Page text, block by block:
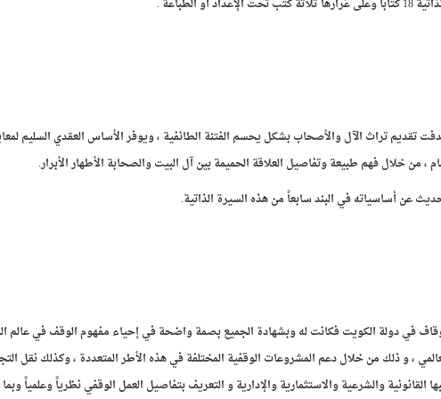
.
تقديم تراث الآل والأصحاب بشكل يحسم الفتنة الطائفية ، ويوفر الأساس العقدي السليم
من خلال فهم طبيعة وتفاصيل العلاقة الحميمة بين آل البيت والصحابة الأطهار الأبرار.
عن أساسياته في البند سابعاً من هذه السيرة الذاتية.
في دولة الكويت فكانت له وبشهادة الجميع بصمة واضحة في إحياء مفهوم الوقف في عالم
، و ذلك من خلال دعم المشروعات الوقفية المختلفة في هذه الأطر المتعددة ، وكذلك نقل
القانونية والشرعية والاستثمارية والإدارية و التعريف بتفاصيل العمل الوقفي نظرياً وعلمياً